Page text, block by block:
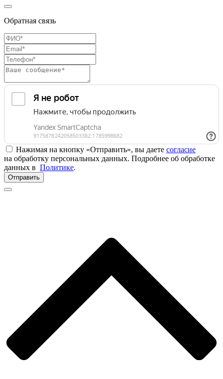
Обратная связь
Нажимая на кнопку «Отправить», вы даете согласие
на обработку персональных данных. Подробнее об обработке
данных в Политике.
Отправить